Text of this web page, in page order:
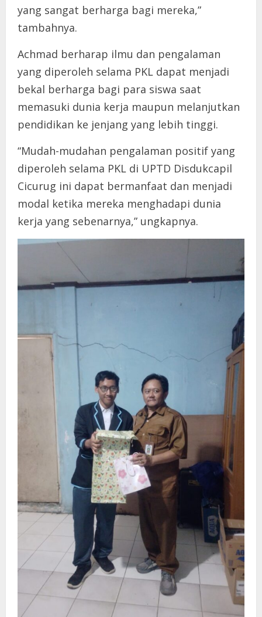
yang sangat berharga bagi mereka,”
tambahnya.
Achmad berharap ilmu dan pengalaman
yang diperoleh selama PKL dapat menjadi
bekal berharga bagi para siswa saat
memasuki dunia kerja maupun melanjutkan
pendidikan ke jenjang yang lebih tinggi.
“Mudah-mudahan pengalaman positif yang
diperoleh selama PKL di UPTD Disdukcapil
Cicurug ini dapat bermanfaat dan menjadi
modal ketika mereka menghadapi dunia
kerja yang sebenarnya,” ungkapnya.